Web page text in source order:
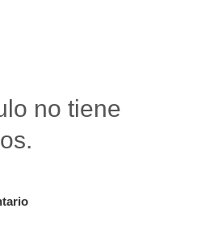
no tiene